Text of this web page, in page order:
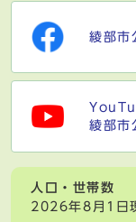
綾部
綾部市
人口・世帯数
2026年8月1日